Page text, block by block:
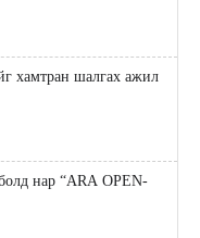
хамтран шалгах ажил
нар “ARA OPEN-